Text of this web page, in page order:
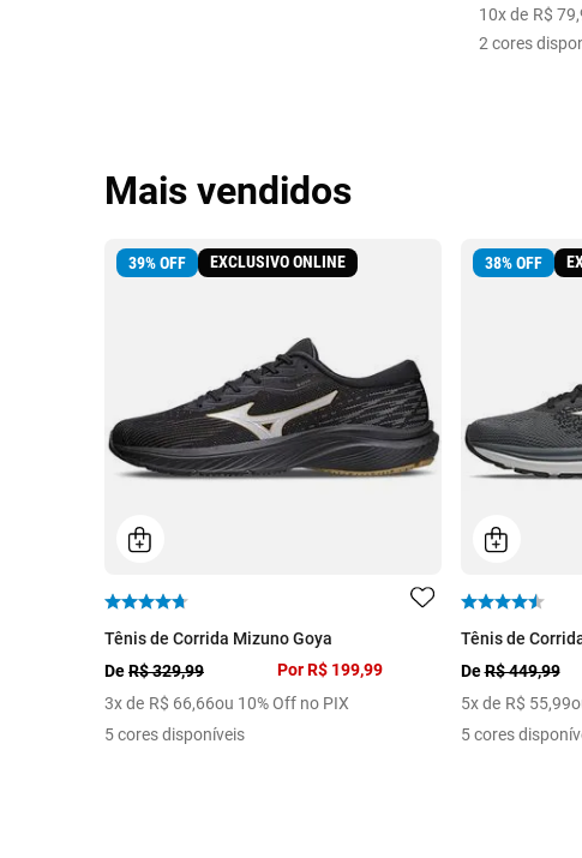
10x de R$ 79,
2 cores
Mais vendidos
39%OFF EXCLUSIVO ONLINE
Tênis de Corrida Mizuno Goya
DeR$ 329,99
3x de R$ 66,66ou 10% Off no PIX
Por R$ 199,99
5 cores disponíveis
38%OFF
Tênis de
DeR$ 449,99
5x de R$ 55,99
5 cores